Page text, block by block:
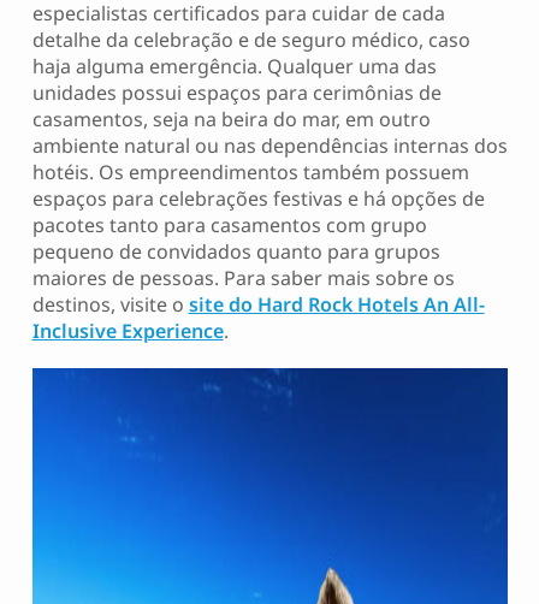
especialistas certificados para cuidar de cada
detalhe da celebração e de seguro médico, caso
haja alguma emergência. Qualquer uma das
unidades possui espaços para cerimônias de
casamentos, seja na beira do mar, em outro
ambiente natural ou nas dependências internas dos
hotéis. Os empreendimentos também possuem
espaços para celebrações festivas e há opções de
pacotes tanto para casamentos com grupo
pequeno de convidados quanto para grupos
maiores de pessoas. Para saber mais sobre os
destinos, visite o site do Hard Rock Hotels An All-
Inclusive Experience.